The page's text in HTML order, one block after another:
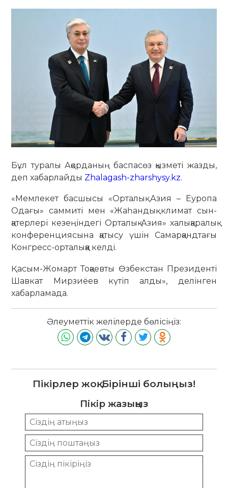
Бұл туралы Ақорданың баспасөз қызметі жазды,
деп хабарлайды Zhalagash-zharshysy.kz.
«Мемлекет басшысы «Орталық Азия – Еуропа
Одағы» саммиті мен «Жаһандық климат сын-
қатерлері кезеңіндегі Орталық Азия» халықаралық
конференциясына қатысу үшін Самарқандтағы
Конгресс-орталыққа келді.
Қасым-Жомарт Тоқаевты Өзбекстан Президенті
Шавкат Мирзиёев күтіп алды», делінген
хабарламада.
Әлеуметтік желілерде бөлісіңіз:
Пікірлер жоқ. Бірінші болыңыз!
Пікір жазыңыз